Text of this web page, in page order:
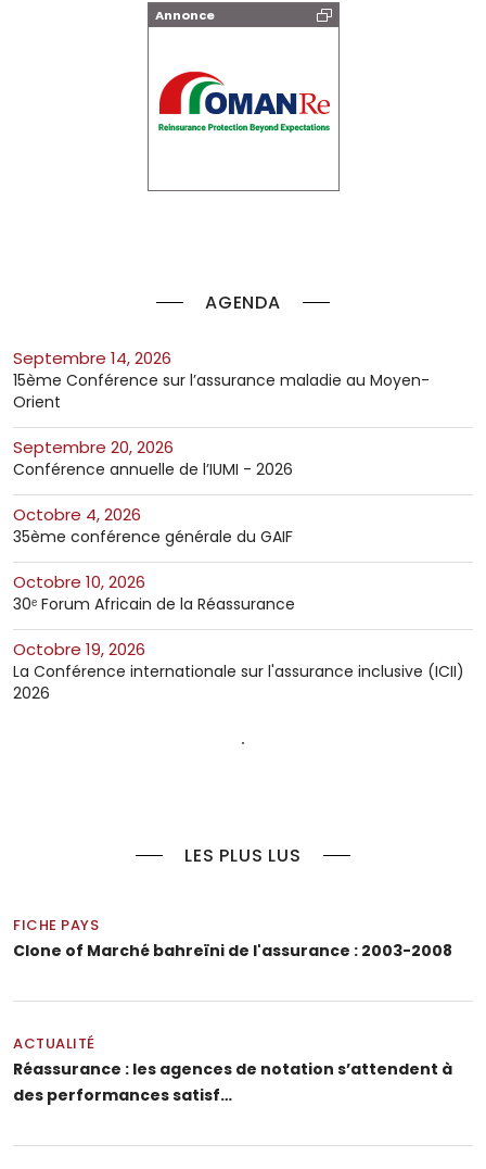
Annonce
AGENDA
septembre 14, 2026
15ème Conférence sur l’assurance maladie au Moyen-
Orient
septembre 20, 2026
Conférence annuelle de l’IUMI - 2026
octobre 4, 2026
35ème conférence générale du GAIF
octobre 10, 2026
30ᵉ Forum Africain de la Réassurance
octobre 19, 2026
La Conférence internationale sur l'assurance inclusive (ICII)
2026
LES PLUS LUS
FICHE PAYS
Clone of Marché bahreïni de l'assurance : 2003-2008
ACTUALITÉ
Réassurance : les agences de notation s’attendent à
des performances satisf…